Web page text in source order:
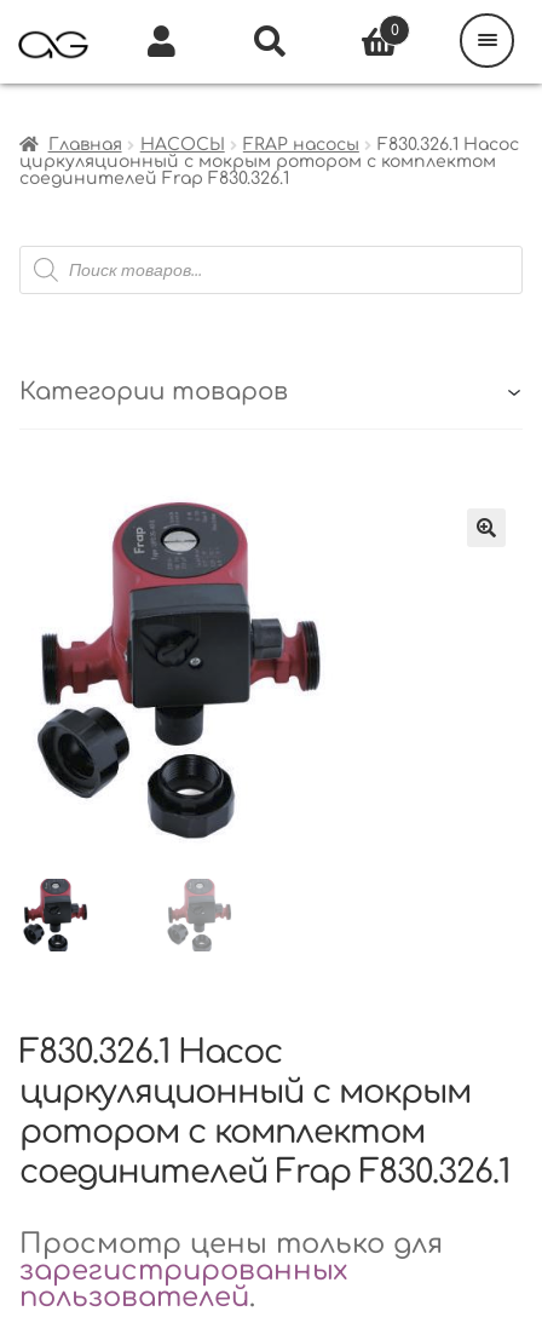
Главная НАСОСЫ FRAP насосы
F830.326.1 Насос
циркуляционный с мокрым ротором с комплектом
соединителей Frap F830.326.1
Поиск
товаров
Категории товаров
F830.326.1 Насос
циркуляционный с мокрым
ротором с комплектом
соединителей Frap F830.326.1
Просмотр цены только для
зарегистрированных
пользователей.
0